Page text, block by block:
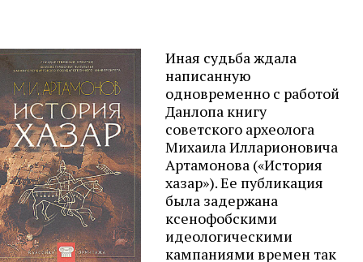
Иная судьба ждала
написанную
одновременно с работой
Данлопа книгу
советского археолога
Михаила Илларионовича
Артамонова («История
хазар»). Ее публикация
была задержана
ксенофобскими
идеологическими
кампаниями времен так